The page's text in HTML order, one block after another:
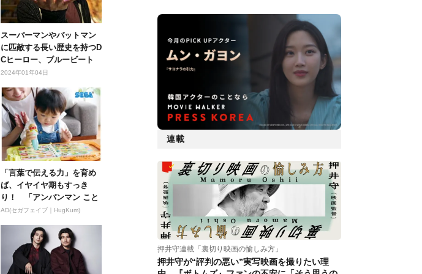
スーパーマンやバットマン
に匹敵する長い歴史を持つD
Cヒーロー、ブルービート
ルって...
2024年01年04日
「言葉で伝える力」を育め
ば、イヤイヤ期もすっき
り！ 「アンパンマン こと
ばずかん...
AD(セガフェイブ｜HugKum)
連載
押井守連載「裏切り映画の愉しみ方」
押井守が“評判の悪い”実写映画を撮りたい理